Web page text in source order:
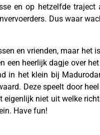
en op hetzelfde traject
Dus waar
en vrienden, maar het
heerlijk dagje over
in het klein bij
Deze speelt door
niet uit welke
Have fun!